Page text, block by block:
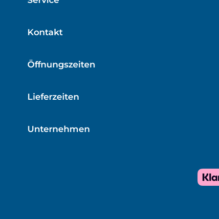
Kontakt
Öffnungszeiten
Unternehmen
Lieferzeiten